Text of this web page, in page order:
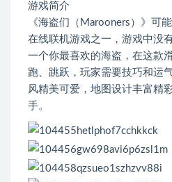
游戏简介
《海盗们（Marooners）》可
在线联机游戏之一，游戏中没
一个你最喜欢的海盗，在这款
跑、跳跃，玩家需要技巧和运
风精美可爱，地图设计丰富精
手。